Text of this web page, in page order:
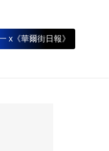
x《華爾街日報》